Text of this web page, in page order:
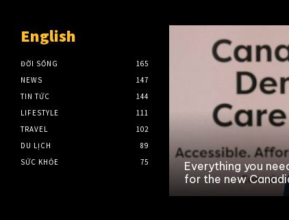
English
ĐỜI SỐNG
165
NEWS
147
TIN TỨC
144
LIFESTYLE
111
TRAVEL
102
DU LỊCH
89
SỨC KHỎE
75
Everything you
for the new